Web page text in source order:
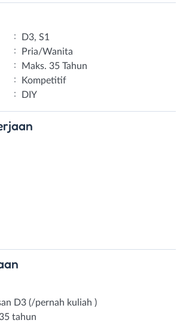
:
D3, S1
:
Pria/Wanita
:
Maks. 35 Tahun
:
Kompetitif
: DIY
D3 (/pernah kuliah )
tahun